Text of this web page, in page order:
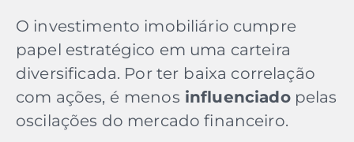
O investimento imobiliário cumpre
papel estratégico em uma carteira
diversificada. Por ter baixa correlação
com ações, é menos influenciadopelas
oscilações do mercado financeiro.